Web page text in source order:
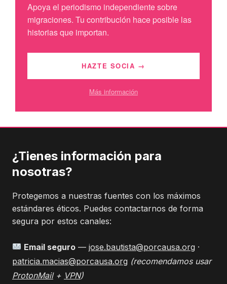
Apoya el periodismo independiente sobre
migraciones. Tu contribución hace posible las
historias que importan.
HAZTE SOCIA →
Más información
¿Tienes información para
nosotras?
Protegemos a nuestras fuentes con los máximos
estándares éticos. Puedes contactarnos de forma
segura por estos canales:
Email seguro —jose.bautista@porcausa.org ·
patricia.macias@porcausa.org (recomendamos usar
ProtonMail+ VPN)